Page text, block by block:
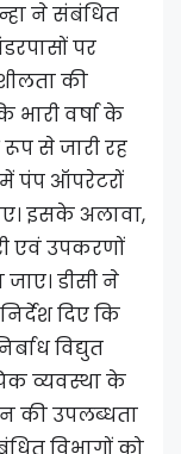
ने संबंधित
पर
की
भारी वर्षा के
से जारी रह
पंप ऑपरेटरों
इसके अलावा,
एवं उपकरणों
डीसी ने
दिए कि
विद्युत
व्यवस्था के
की उपलब्धता